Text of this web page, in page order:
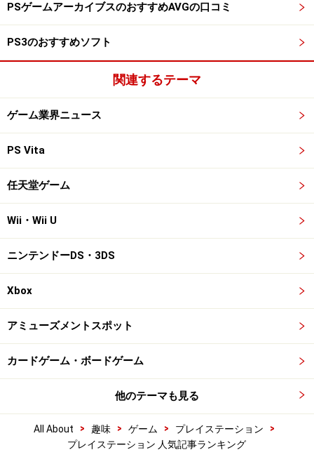
PSゲームアーカイブスのおすすめAVGの口コミ
PS3のおすすめソフト
関連するテーマ
ゲーム業界ニュース
PS Vita
任天堂ゲーム
Wii・Wii U
ニンテンドーDS・3DS
Xbox
アミューズメントスポット
カードゲーム・ボードゲーム
他のテーマも見る
All About > 趣味 > ゲーム > プレイステーション
>
プレイステーション 人気記事ランキング